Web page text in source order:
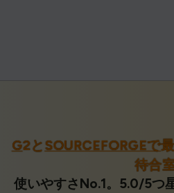
G2とSOURCEFORGEで
待合
使いやすさNo.1。5.0/5つ